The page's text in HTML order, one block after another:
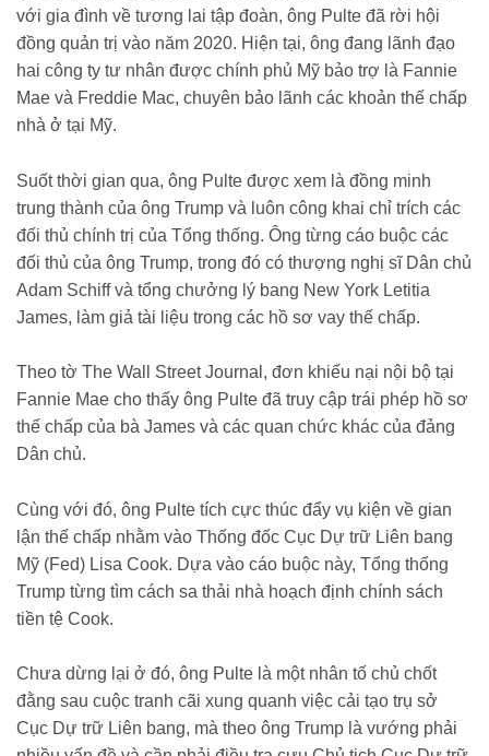
với gia đình về tương lai tập đoàn, ông Pulte đã rời hội
đồng quản trị vào năm 2020. Hiện tại, ông đang lãnh đạo
hai công ty tư nhân được chính phủ Mỹ bảo trợ là Fannie
Mae và Freddie Mac, chuyên bảo lãnh các khoản thế chấp
nhà ở tại Mỹ.
Suốt thời gian qua, ông Pulte được xem là đồng minh
trung thành của ông Trump và luôn công khai chỉ trích các
đối thủ chính trị của Tổng thống. Ông từng cáo buộc các
đối thủ của ông Trump, trong đó có thượng nghị sĩ Dân chủ
Adam Schiff và tổng chưởng lý bang New York Letitia
James, làm giả tài liệu trong các hồ sơ vay thế chấp.
Theo tờ The Wall Street Journal, đơn khiếu nại nội bộ tại
Fannie Mae cho thấy ông Pulte đã truy cập trái phép hồ sơ
thế chấp của bà James và các quan chức khác của đảng
Dân chủ.
Cùng với đó, ông Pulte tích cực thúc đẩy vụ kiện về gian
lận thế chấp nhằm vào Thống đốc Cục Dự trữ Liên bang
Mỹ (Fed) Lisa Cook. Dựa vào cáo buộc này, Tổng thống
Trump từng tìm cách sa thải nhà hoạch định chính sách
tiền tệ Cook.
Chưa dừng lại ở đó, ông Pulte là một nhân tố chủ chốt
đằng sau cuộc tranh cãi xung quanh việc cải tạo trụ sở
Cục Dự trữ Liên bang, mà theo ông Trump là vướng phải